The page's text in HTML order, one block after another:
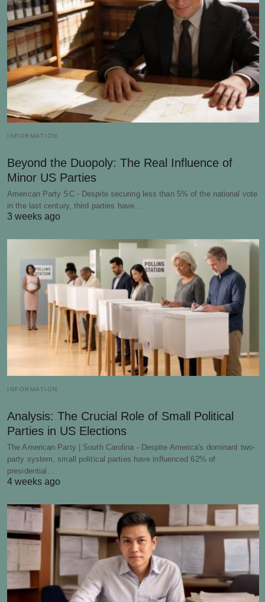
INFORMATION
Beyond the Duopoly: The Real Influence of
Minor US Parties
American Party SC - Despite securing less than 5% of the national vote
in the last century, third parties have…
3 weeks ago
INFORMATION
Analysis: The Crucial Role of Small Political
Parties in US Elections
The American Party | South Carolina - Despite America's dominant two-
party system, small political parties have influenced 62% of
presidential…
4 weeks ago